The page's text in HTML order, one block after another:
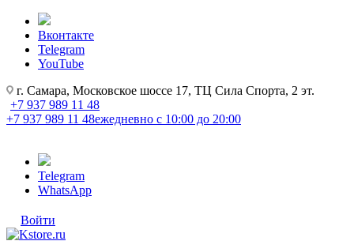
Вконтакте
Telegram
YouTube
г. Самара, Московское шоссе 17, ТЦ Сила Спорта, 2 эт.
+7 937 989 11 48
+7 937 989 11 48ежедневно с 10:00 до 20:00
Telegram
WhatsApp
Войти